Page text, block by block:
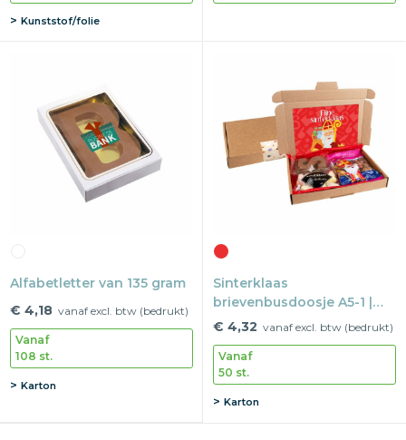
Kunststof/folie
Alfabetletter van 135 gram
€ 4,18 vanaf excl. btw (bedrukt)
Vanaf
108 st.
Karton
Sinterklaas
brievenbusdoosje A5-1 |
Vol & Verrukkelijk
€ 4,32 vanaf excl. btw (bedrukt)
Vanaf
50 st.
Karton